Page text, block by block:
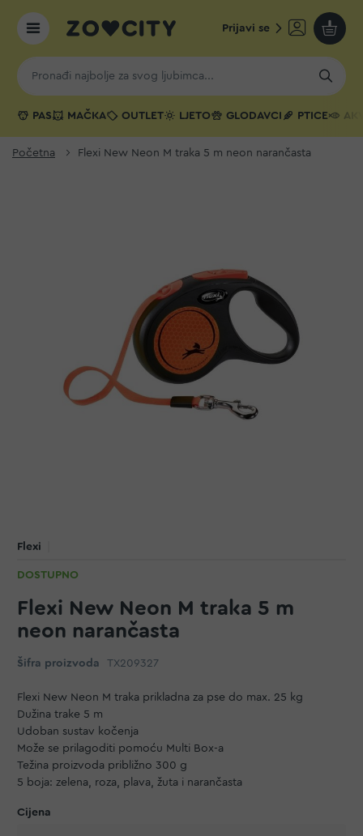
Prijavi se
Moja
PAS MAČKA OUTLET LJETO GLODAVCI PTICE
Početna Flexi New Neon M traka 5 m neon narančasta
Flexi
DOSTUPNO
Flexi New Neon M traka 5 m
neon narančasta
Šifra proizvoda TX209327
Flexi New Neon M traka prikladna za pse do max. 25 kg
Dužina trake 5 m
Udoban sustav kočenja
Može se prilagoditi pomoću Multi Box-a
Težina proizvoda približno 300 g
5 boja: zelena, roza, plava, žuta i narančasta